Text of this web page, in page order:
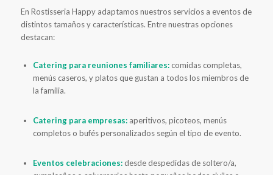
En Rostisseria Happy adaptamos nuestros servicios a eventos de
distintos tamaños y características. Entre nuestras opciones
destacan:
Catering para reuniones familiares:comidas completas,
menús caseros, y platos que gustan a todos los miembros de
la familia.
Catering para empresas:aperitivos, picoteos, menús
completos o bufés personalizados según el tipo de evento.
Eventos celebraciones:desde despedidas de soltero/a,